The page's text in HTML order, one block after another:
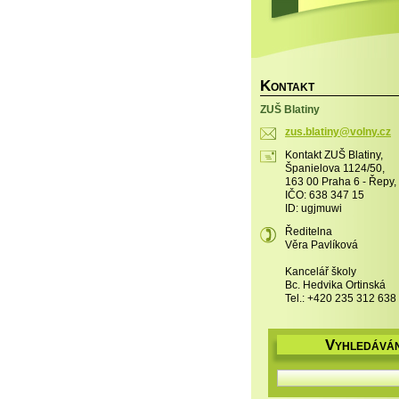
KONTAKT
ZUŠ Blatiny
zus.blatiny@volny.cz
Kontakt ZUŠ Blatiny,
Španielova 1124/50,
163 00 Praha 6 - Řepy,
IČO: 638 347 15
ID: ugjmuwi
Ředitelna
Věra Pavlíková
Kancelář školy
Bc. Hedvika Ortinská
Tel.: +420 235 312 638
V